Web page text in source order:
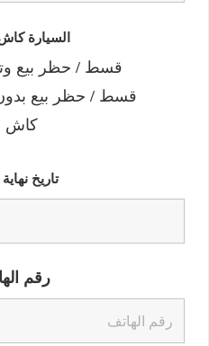
السيارة
قسط / حظر بيع
قسط / حظر بيع بدون
كاش
تاريخ
رقم